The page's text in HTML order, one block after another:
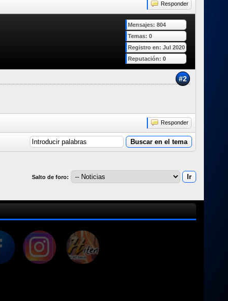
Responder
Mensajes: 804
Temas: 0
Registro en: Jul 2020
Reputación: 0
#2
Responder
Salto de foro: